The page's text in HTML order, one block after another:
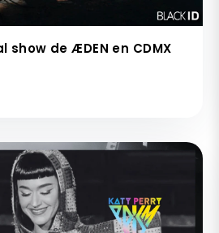
show de ÆDEN en CDMX